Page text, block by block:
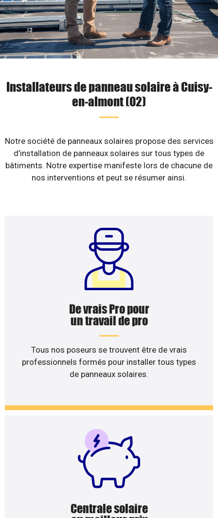
Installateurs de panneau solaire à Cuisy-
en-almont (02)
Notre société de panneaux solaires propose des services
d’installation de panneaux solaires sur tous types de
bâtiments. Notre expertise manifeste lors de chacune de
nos interventions et peut se résumer ainsi.
De vrais Pro pour
un travail de pro
Tous nos poseurs se trouvent être de vrais
professionnels formés pour installer tous types
de panneaux solaires.
Centrale solaire